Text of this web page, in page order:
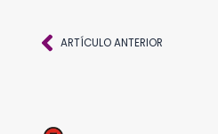
AntARTÍCULO ANTERIOR